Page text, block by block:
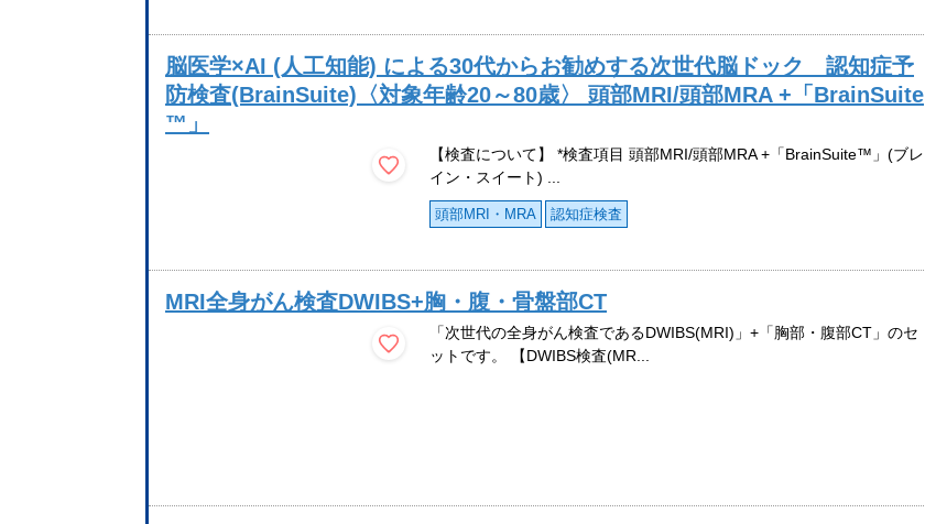
脳医学×AI (人工知能) による30代からお勧めする次世代脳ドック 認知症予
防検査(BrainSuite)〈対象年齢20～80歳〉 頭部MRI/頭部MRA +「BrainSuite
™」
【検査について】 *検査項目 頭部MRI/頭部MRA +「BrainSuite™」(ブレ
イン・スイート) ...
頭部MRI・MRA 認知症検査
MRI全身がん検査DWIBS+胸・腹・骨盤部CT
「次世代の全身がん検査であるDWIBS(MRI)」+「胸部・腹部CT」のセ
ットです。 【DWIBS検査(MR...